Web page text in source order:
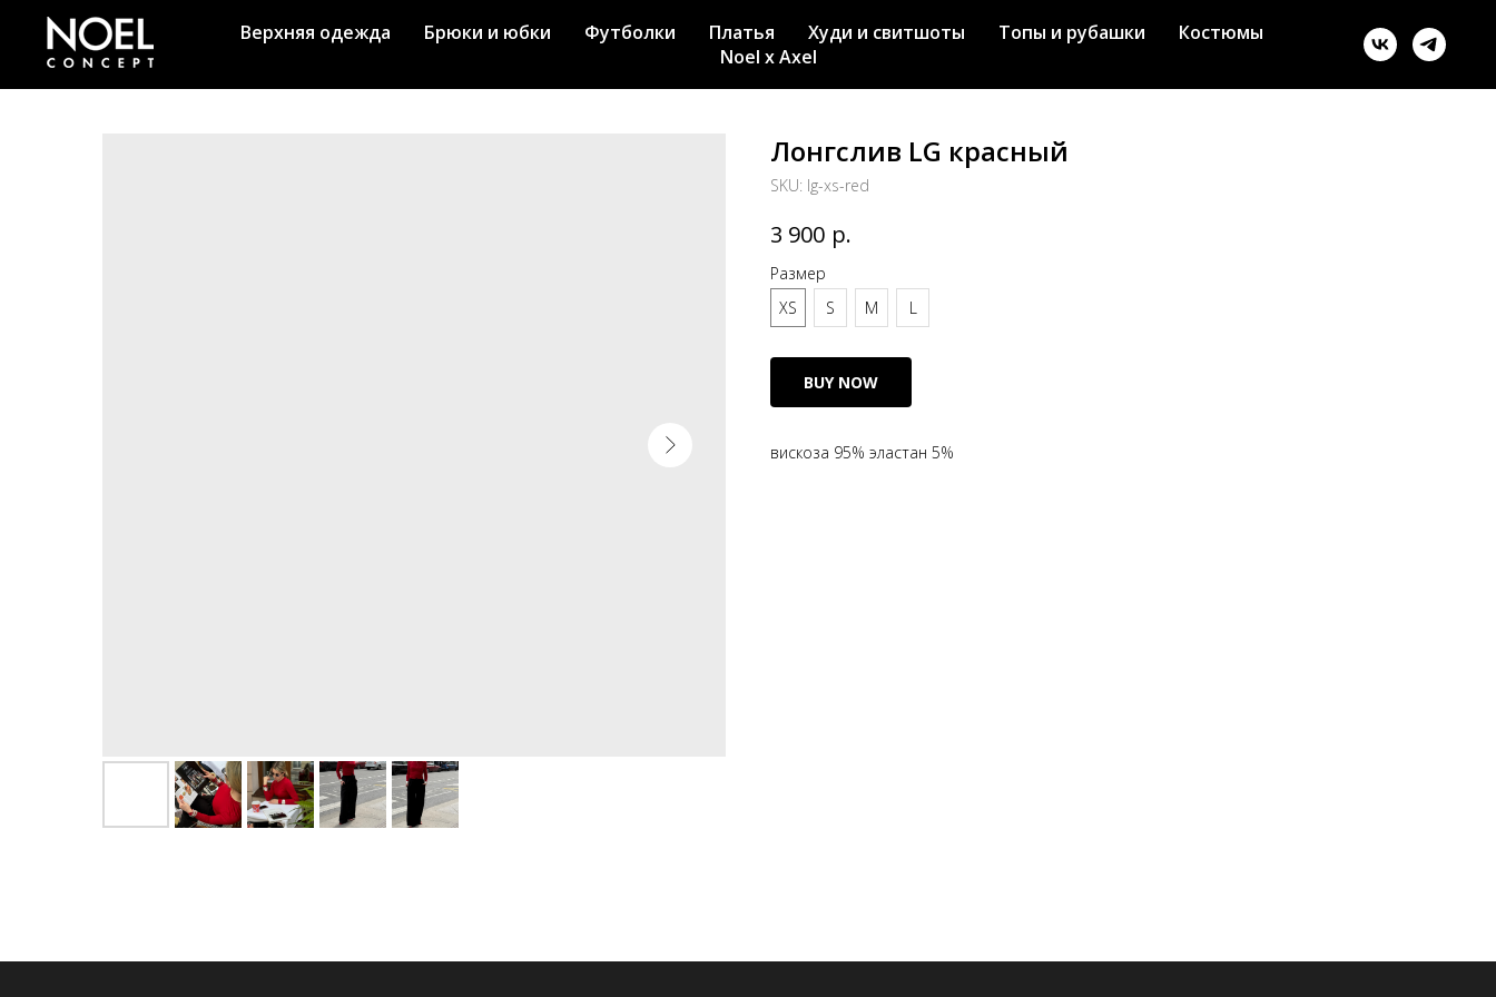
Верхняя одежда Брюки и юбки Футболки Платья Худи и свитшоты Топы и рубашки
Костюмы
Noel x Axel
Лонгслив LG красный
SKU: lg-xs-red
3 900 р.
Размер
XS
S M L
BUY NOW
вискоза 95% эластан 5%